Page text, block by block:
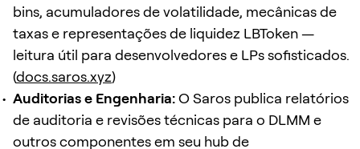
bins, acumuladores de volatilidade, mecânicas de
taxas e representações de liquidez LBToken —
leitura útil para desenvolvedores e LPs sofisticados.
(docs.saros.xyz)
Auditorias e Engenharia:O Saros publica relatórios
de auditoria e revisões técnicas para o DLMM e
outros componentes em seu hub de